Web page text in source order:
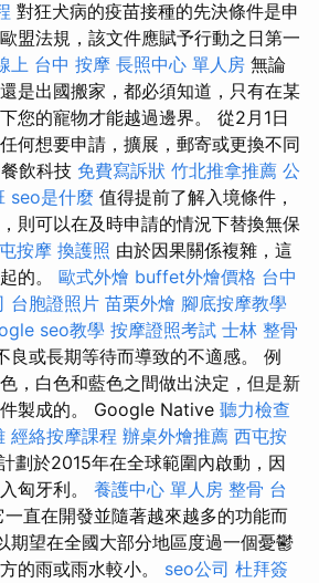
對狂犬病的疫苗接種的先決條件是申
盟法規，該文件應賦予行動之日第一
上 台中 按摩 長照中心 單人房 無論
是出國搬家，都必須知道，只有在某
您的寵物才能越過邊界。 從2月1日
何想要申請，擴展，郵寄或更換不同
飲科技 免費寫訴狀 竹北推拿推薦 公
seo是什麼 值得提前了解入境條件，
則可以在及時申請的情況下替換無保
按摩 換護照 由於因果關係複雜，這
的。 歐式外燴 buffet外燴價格 台中
台胞證照片 苗栗外燴 腳底按摩教學
seo教學 按摩證照考試 士林 整骨
良或長期等待而導致的不適感。 例
，白色和藍色之間做出決定，但是新
製成的。 Google Native 聽力檢查
經絡按摩課程 辦桌外燴推薦 西屯按
劃於2015年在全球範圍內啟動，因
匈牙利。 養護中心 單人房 整骨 台
直在開發並隨著越來越多的功能而
期望在全國大部分地區度過一個憂鬱
的雨或雨水較小。 seo公司 杜拜簽